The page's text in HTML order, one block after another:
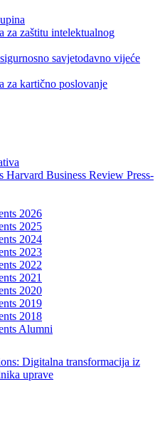
za zaštitu intelektualnog
savjetodavno vijeće
za kartično poslovanje
Harvard Business Review Press-
2026
2025
2024
2023
2022
2021
2020
2019
2018
Alumni
Digitalna transformacija iz
uprave